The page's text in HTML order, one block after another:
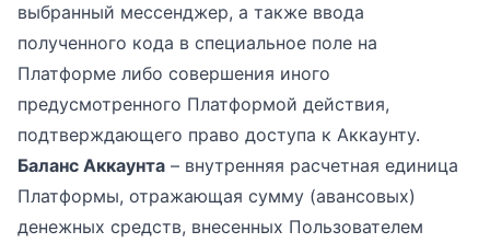
выбранный мессенджер, а также ввода
полученного кода в специальное поле на
Платформе либо совершения иного
предусмотренного Платформой действия,
подтверждающего право доступа к Аккаунту.
Баланс Аккаунта – внутренняя расчетная единица
Платформы, отражающая сумму (авансовых)
денежных средств, внесенных Пользователем